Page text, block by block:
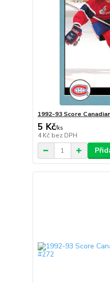
1992-93 Score
5 Kč/ks
4 Kč bez DPH